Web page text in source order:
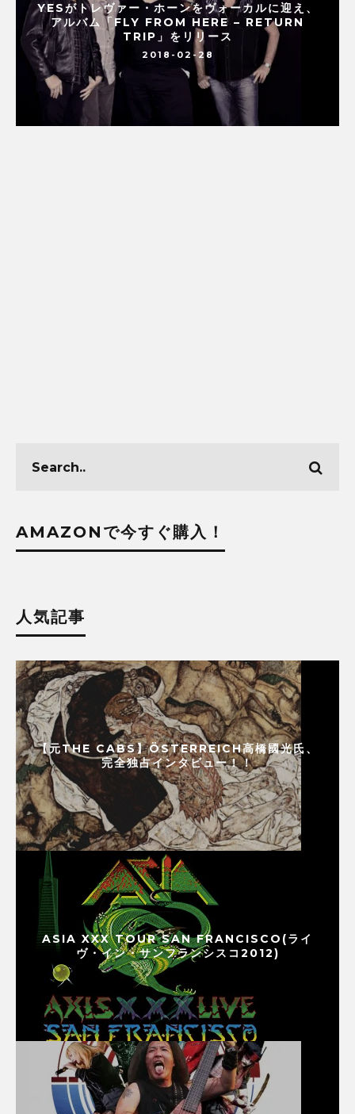
YESがトレヴァー・ホーンをヴォーカルに迎え、
アルバム「FLY FROM HERE – RETURN
TRIP」をリリース
2018-02-28
AMAZONで今すぐ購入！
人気記事
【元THE CABS】ÖSTERREICH高橋國光氏、
完全独占インタビュー！！
ASIA XXX TOUR SAN FRANCISCO(ライ
ヴ・イン・サンフランシスコ2012)